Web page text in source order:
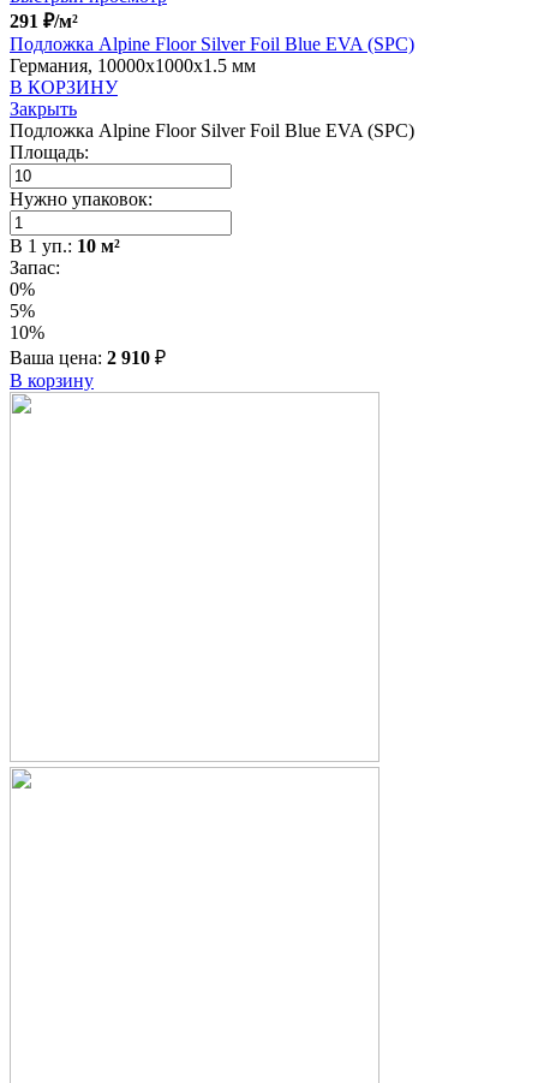
291 ₽/м²
Подложка Alpine Floor Silver Foil Blue EVA (SPC)
Германия, 10000x1000x1.5 мм
В КОРЗИНУ
Закрыть
Подложка Alpine Floor Silver Foil Blue EVA (SPC)
Площадь:
Нужно упаковок:
В 1 уп.: 10 м²
Запас:
0%
5%
10%
Ваша цена: 2 910 ₽
В корзину